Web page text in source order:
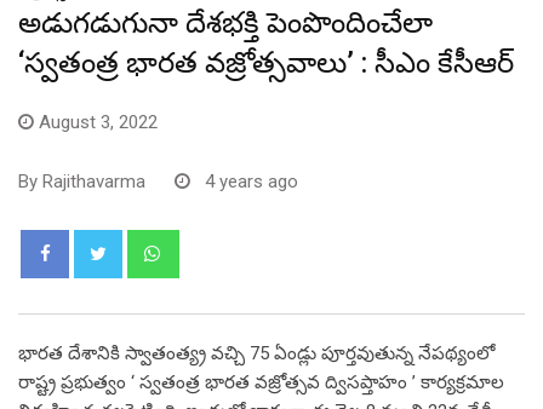
అడుగడుగునా దేశభక్తి పెంపొందించేలా
‘స్వతంత్ర భారత వజ్రోత్సవాలు’ : సీఎం కేసీఆర్
August 3, 2022
By Rajithavarma 4 years ago
భారత దేశానికి స్వాతంత్య్ర వచ్చి 75 ఏండ్లు పూర్తవుతున్న నేపథ్యంలో
రాష్ట్ర ప్రభుత్వం ‘ స్వతంత్ర భారత వజ్రోత్సవ ద్విసప్తాహం ’ కార్యక్రమాల